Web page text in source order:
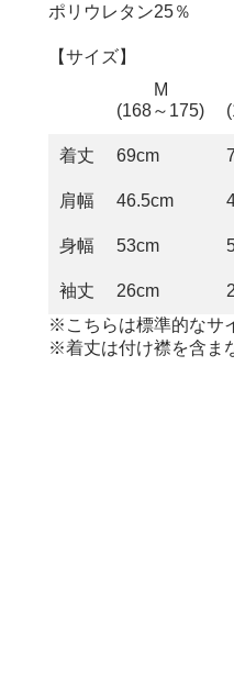
ポリウレタン25％
【サイズ】
M
(168～175)
着丈 69cm
肩幅 46.5cm
身幅 53cm
袖丈 26cm
※こちらは標準的なサ
※着丈は付け襟を含ま